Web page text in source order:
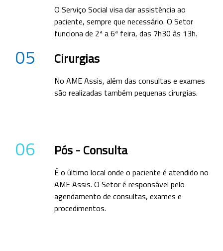
O Serviço Social visa dar assistência ao
paciente, sempre que necessário. O Setor
funciona de 2ª a 6ª feira, das 7h30 às 13h.
05 Cirurgias
No AME Assis, além das consultas e exames
são realizadas também pequenas cirurgias.
06 Pós - Consulta
É o último local onde o paciente é atendido no
AME Assis. O Setor é responsável pelo
agendamento de consultas, exames e
procedimentos.